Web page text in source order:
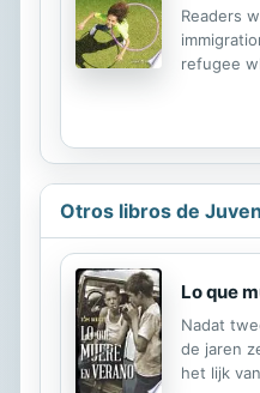
native
learning
language,
Readers
refugee
emigrate
divided
This
features
capture
enjoy
difficult
Otros libros de
Lo que
Nadat
de jaren
het lijk